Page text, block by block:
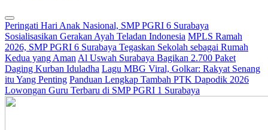
Peringati Hari Anak Nasional, SMP PGRI 6 Surabaya
Sosialisasikan Gerakan Ayah Teladan Indonesia MPLS Ramah
2026, SMP PGRI 6 Surabaya Tegaskan Sekolah sebagai Rumah
Kedua yang Aman Al Uswah Surabaya Bagikan 2.700 Paket
Daging Kurban Iduladha Lagu MBG Viral, Golkar: Rakyat Senang
itu Yang Penting Panduan Lengkap Tambah PTK Dapodik 2026
Lowongan Guru Terbaru di SMP PGRI 1 Surabaya